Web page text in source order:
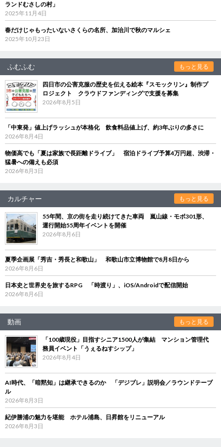
ランドむさしの村」
2025年11月4日
春だけじゃもったいないさくらの名所、加治川で秋のマルシェ
2025年10月23日
ふむふむ もっと見る
四日市の公害克服の歴史を伝える絵本『スモックリン』制作プ
ロジェクト クラウドファンディングで支援を募集
2026年8月5日
「中東発」値上げラッシュが本格化 飲食料品値上げ、約3年ぶりの多さに
2026年8月4日
物価高でも「夏は家族で長距離ドライブ」 宿泊ドライブ予算4万円超、渋滞・
猛暑への備えも必須
2026年8月3日
カルチャー もっと見る
55年間、京の街を走り続けてきた車両 嵐山線・モボ301形、
運行開始55周年イベントを開催
2026年8月6日
夏季企画展「秀吉・秀長と和歌山」 和歌山市立博物館で8月8日から
2026年8月6日
日本史と世界史を旅するRPG 「時渡り」、iOS/Androidで配信開始
2026年8月6日
動画 もっと見る
「100歳現役」目指すシニア1500人が集結 マンション管理代
務員イベント「うぇるねすシップ」
2026年8月4日
AI時代、「暗黙知」は継承できるのか 「デジブレ」説明会／ラウンドテーブ
ル
2026年8月3日
紀伊勝浦の魅力を堪能 ホテル浦島、日昇館をリニューアル
2026年8月3日